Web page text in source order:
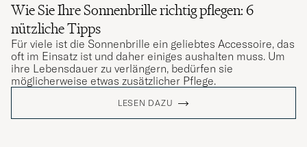
Wie Sie Ihre Sonnenbrille richtig pflegen: 6
nützliche Tipps
Für viele ist die Sonnenbrille ein geliebtes Accessoire, das
oft im Einsatz ist und daher einiges aushalten muss. Um
ihre Lebensdauer zu verlängern, bedürfen sie
möglicherweise etwas zusätzlicher Pflege.
LESEN DAZU